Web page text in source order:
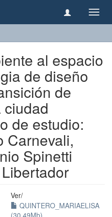
al espacio
de diseño
de
de estudio:
Carnevali,
Spinetti
Ver/
QUINTERO_MARIAELISA
(30.49Mb)